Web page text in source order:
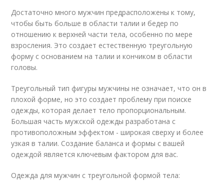
Достаточно много мужчин предрасположены к тому,
чтобы быть больше в области талии и бедер по
отношению к верхней части тела, особенно по мере
взросления. Это создает естественную треугольную
форму с основанием на талии и кончиком в области
головы.
Треугольный тип фигуры мужчины не означает, что он в
плохой форме, но это создает проблему при поиске
одежды, которая делает тело пропорциональным.
Большая часть мужской одежды разработана с
противоположным эффектом - широкая сверху и более
узкая в талии. Создание баланса и формы с вашей
одеждой является ключевым фактором для вас.
Одежда для мужчин с треугольной формой тела: